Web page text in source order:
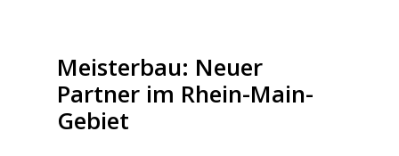
Meisterbau: Neuer
Partner im Rhein-Main-
Gebiet